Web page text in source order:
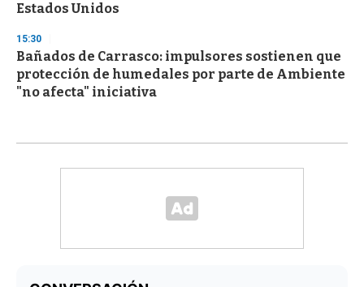
Estados Unidos
15:30
Bañados de Carrasco: impulsores sostienen que
protección de humedales por parte de Ambiente
"no afecta" iniciativa